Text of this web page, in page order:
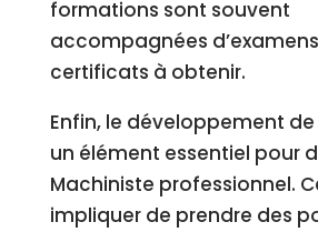
formations sont souvent
accompagnées
certificats à obtenir.
Enfin, le développement
un élément essentiel pour
Machiniste professionnel.
impliquer de prendre des